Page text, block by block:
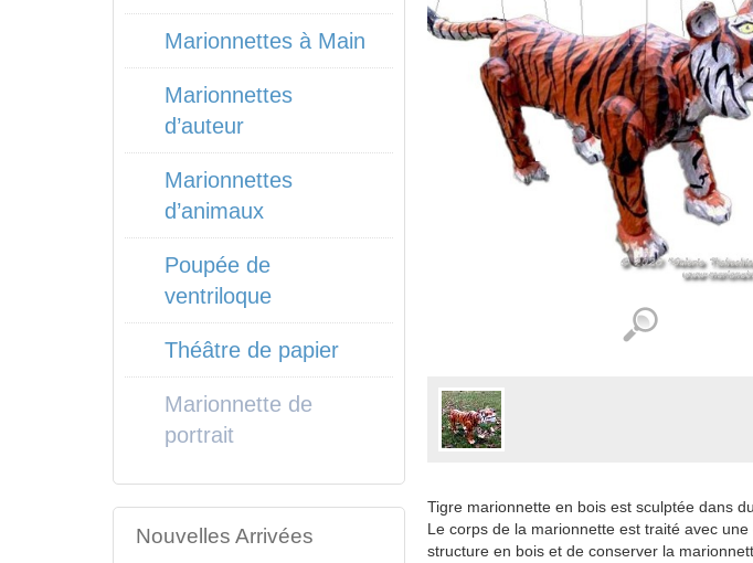
Tigre marionnette en bois est sculptée dans
Le corps de la marionnette est traité avec
structure en bois et de conserver la
Marionnettes à Main
Marionnettes
d’auteur
Marionnettes
d’animaux
Poupée de
ventriloque
Théâtre de papier
Marionnette de
portrait
Nouvelles Arrivées